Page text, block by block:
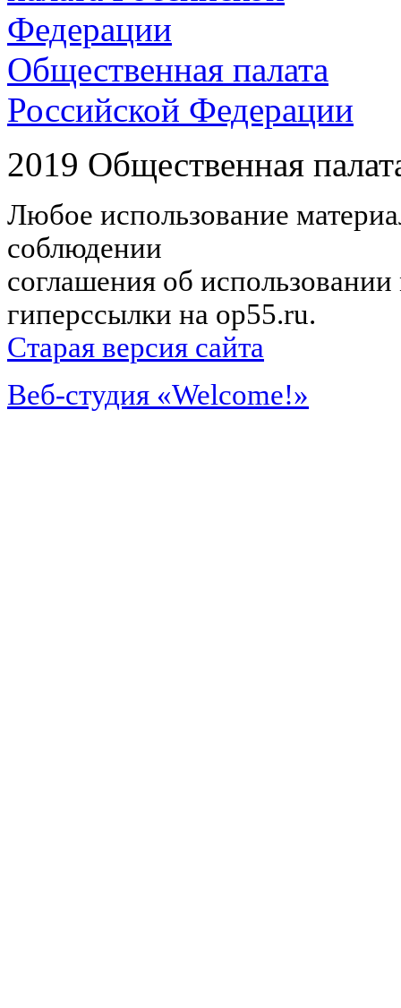
Общественная палата
Российской Федерации
2019 Общественная
Любое использование
соблюдении
соглашения об
гиперссылки на op55.ru.
Старая версия сайта
Веб-студия «Welcome!»